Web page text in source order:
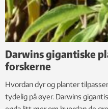
Darwins gigantiske
forskerne
Hvordan dyr og planter
tydelig på øyer. Darwins